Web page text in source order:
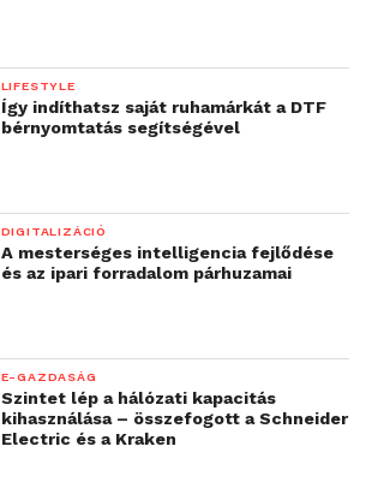
LIFESTYLE
Így indíthatsz saját ruhamárkát a DTF
bérnyomtatás segítségével
DIGITALIZÁCIÓ
A mesterséges intelligencia fejlődése
és az ipari forradalom párhuzamai
E-GAZDASÁG
Szintet lép a hálózati kapacitás
kihasználása – összefogott a Schneider
Electric és a Kraken